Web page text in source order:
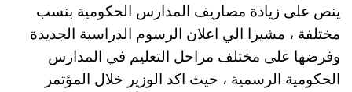
ينص على زيادة مصاريف المدارس الحكومية بنسب
مختلفة ، مشيرا الي اعلان الرسوم الدراسية الجديدة
وفرضها على مختلف مراحل التعليم في المدارس
الحكومية الرسمية ، حيث اكد الوزير خلال المؤتمر